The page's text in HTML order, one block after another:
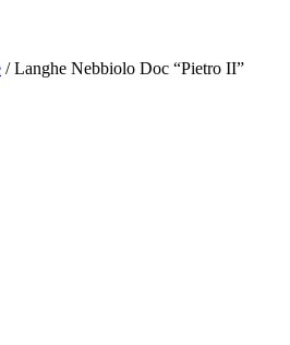
/ Langhe Nebbiolo Doc “Pietro II”